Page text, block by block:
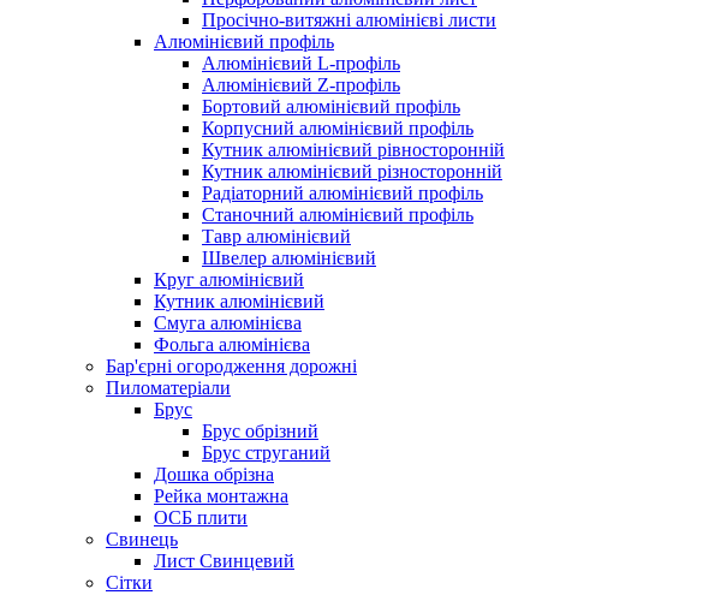
Просічно-витяжні алюмінієві листи
Алюмінієвий профіль
Алюмінієвий L-профіль
Алюмінієвий Z-профіль
Бортовий алюмінієвий профіль
Корпусний алюмінієвий профіль
Кутник алюмінієвий рівносторонній
Кутник алюмінієвий різносторонній
Радіаторний алюмінієвий профіль
Станочний алюмінієвий профіль
Тавр алюмінієвий
Швелер алюмінієвий
Круг алюмінієвий
Кутник алюмінієвий
Смуга алюмінієва
Фольга алюмінієва
Бар'єрні огородження дорожні
Пиломатеріали
Брус
Брус обрізний
Брус струганий
Дошка обрізна
Рейка монтажна
ОСБ плити
Cвинець
Лист Свинцевий
Сітки